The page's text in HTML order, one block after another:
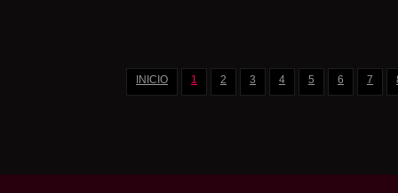
INICIO 1 2 3 4 5 6 7